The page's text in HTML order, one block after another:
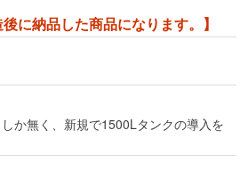
に納品した商品になります。】
か無く、新規で1500Lタンクの導入を